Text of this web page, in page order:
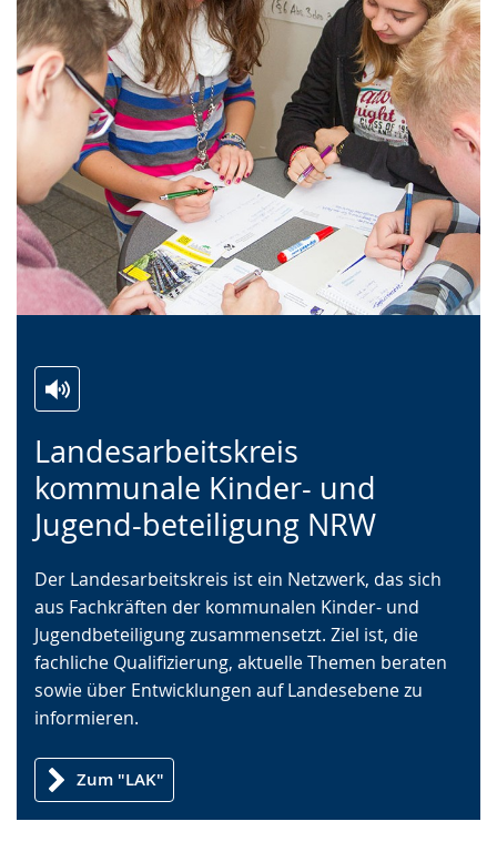
Landesarbeitskreis
kommunale Kinder- und
Jugend-beteiligung NRW
Leichten
Sprache
wechseln.
Audio-
Unterstützung.
Video
in
Deutscher
Gebärdensprache
angezeigt.
Der Landesarbeitskreis ist ein Netzwerk, das sich
aus Fachkräften der kommunalen Kinder- und
Jugendbeteiligung zusammensetzt. Ziel ist, die
fachliche Qualifizierung, aktuelle Themen beraten
sowie über Entwicklungen auf Landesebene zu
informieren.
Zum "LAK"